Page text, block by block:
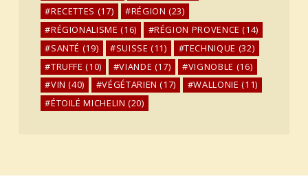
RECETTES (17) RÉGION (23)
RÉGIONALISME (16) RÉGION PROVENCE (14)
SANTÉ (19) SUISSE (11) TECHNIQUE (32)
TRUFFE (10) VIANDE (17) VIGNOBLE (16)
VIN (40) VÉGÉTARIEN (17) WALLONIE (11)
ÉTOILÉ MICHELIN (20)